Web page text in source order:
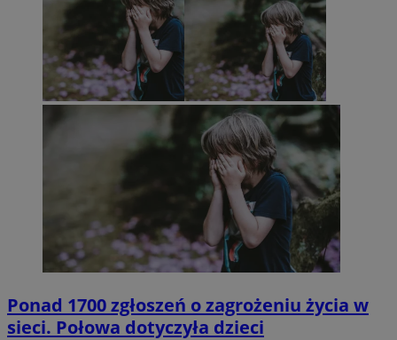
Ponad 1700 zgłoszeń o zagrożeniu życia w
sieci. Połowa dotyczyła dzieci